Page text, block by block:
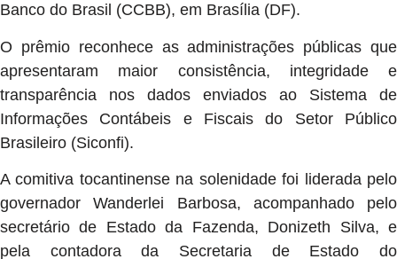
Banco do Brasil (CCBB), em Brasília (DF).
O prêmio reconhece as administrações públicas que
apresentaram maior consistência, integridade e
transparência nos dados enviados ao Sistema de
Informações Contábeis e Fiscais do Setor Público
Brasileiro (Siconfi).
A comitiva tocantinense na solenidade foi liderada pelo
governador Wanderlei Barbosa, acompanhado pelo
secretário de Estado da Fazenda, Donizeth Silva, e
pela contadora da Secretaria de Estado do